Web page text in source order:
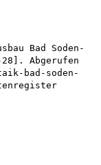
Bad Soden-
Abgerufen
bad-soden-